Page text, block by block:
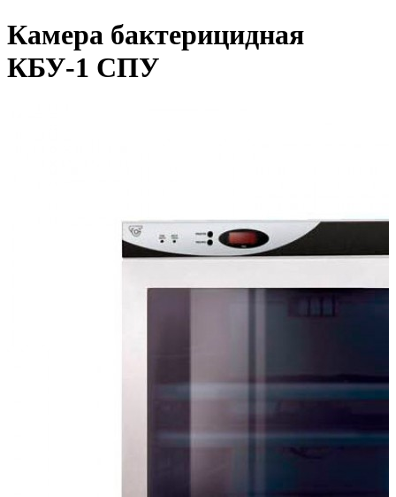
Камера бактерицидная
КБУ-1 СПУ